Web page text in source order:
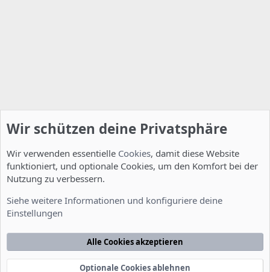
Nutzungsbedingungen Datenschutzerklärung
Startseite
®
Wir schützen deine Privatsphäre
Wir verwenden essentielle Cookies, damit diese Website
funktioniert, und optionale Cookies, um den Komfort bei der
Nutzung zu verbessern.
Siehe weitere Informationen und konfiguriere deine
Einstellungen
Alle Cookies akzeptieren
Optionale Cookies ablehnen